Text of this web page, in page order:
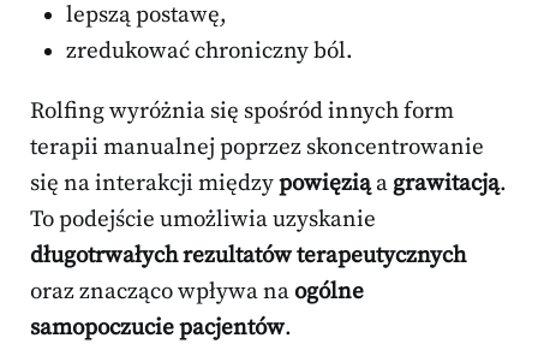
lepszą postawę,
zredukować chroniczny ból.
Rolfing wyróżnia się spośród innych form
terapii manualnej poprzez skoncentrowanie
się na interakcji międzypowięziąa grawitacją.
To podejście umożliwia uzyskanie
długotrwałych rezultatów terapeutycznych
oraz znacząco wpływa naogólne
samopoczucie pacjentów.